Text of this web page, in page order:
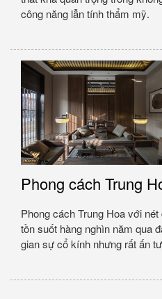
công năng lẫn tính thẩm mỹ.
Phong cách Trung
Phong cách Trung Hoa với
tồn suốt hàng nghìn năm qua
gian sự cổ kính nhưng rất ấn